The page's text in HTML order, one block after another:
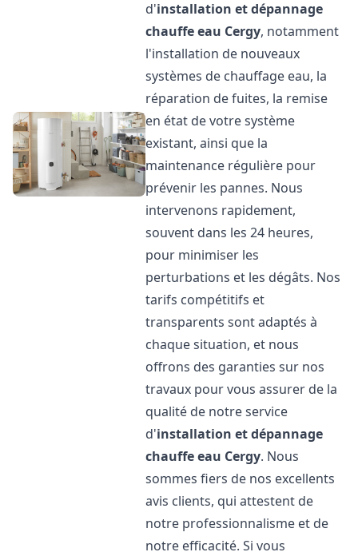
d'installation et dépannage
chauffe eau Cergy, notamment
l'installation de nouveaux
systèmes de chauffage eau, la
réparation de fuites, la remise
en état de votre système
existant, ainsi que la
maintenance régulière pour
prévenir les pannes. Nous
intervenons rapidement,
souvent dans les 24 heures,
pour minimiser les
perturbations et les dégâts. Nos
tarifs compétitifs et
transparents sont adaptés à
chaque situation, et nous
offrons des garanties sur nos
travaux pour vous assurer de la
qualité de notre service
d'installation et dépannage
chauffe eau Cergy. Nous
sommes fiers de nos excellents
avis clients, qui attestent de
notre professionnalisme et de
notre efficacité. Si vous